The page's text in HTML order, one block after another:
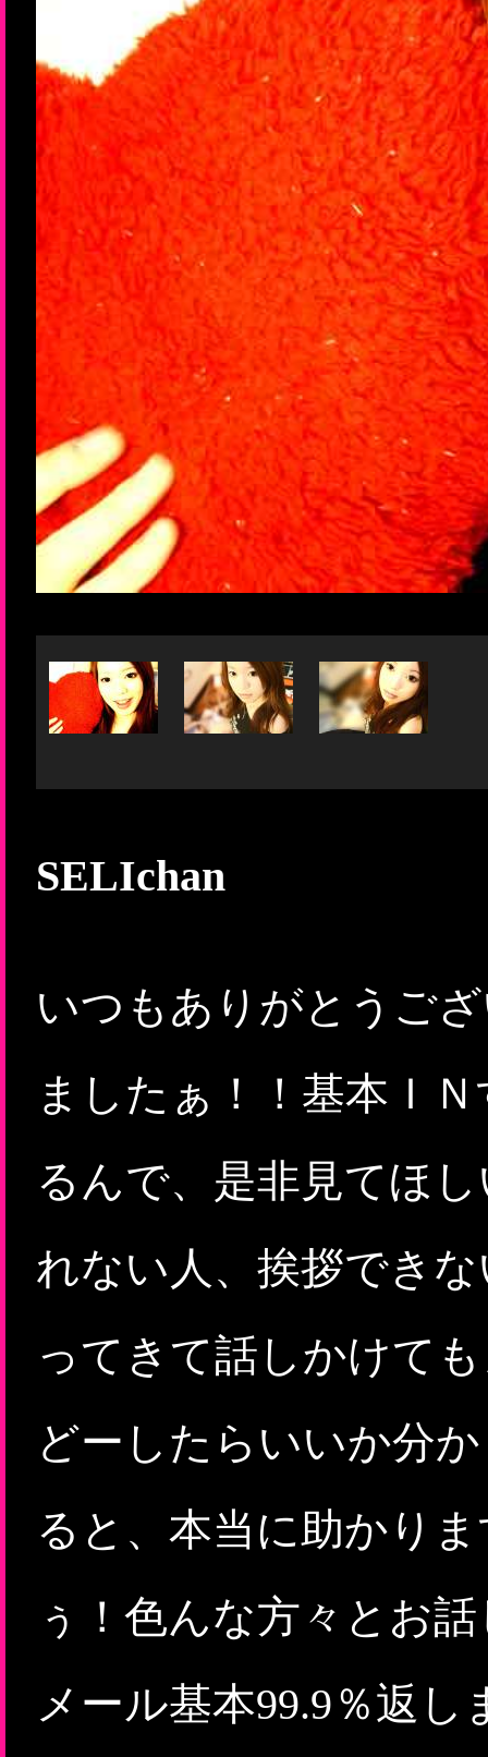
SELIchan
いつもありがとうご
ましたぁ！！基本Ｉ
るんで、是非見てほ
れない人、挨拶でき
ってきて話しかけて
どーしたらいいか分
ると、本当に助かり
ぅ！色んな方々とお
メール基本99.9％返